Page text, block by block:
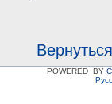
POWERED_BY